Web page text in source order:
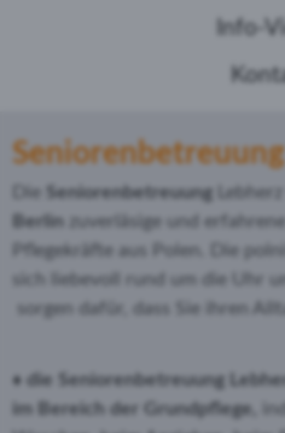
Info-
Die Seniorenbetreuung
Berlin zuverläsige und
Pflegekräfte aus Polen. Die
sich liebevoll rund um die Uhr
sorgen dafür, dass Sie ihren
♦ die Seniorenbetreuung
im Bereich der Grundpflege,